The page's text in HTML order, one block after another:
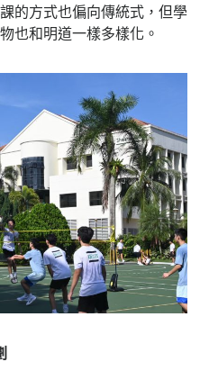
的方式也偏向傳統式，但學
也和明道一樣多樣化。